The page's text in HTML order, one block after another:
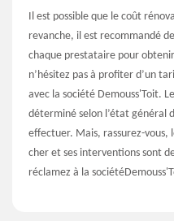
Il est possible que le coût
revanche, il est recommandé
chaque prestataire pour
n’hésitez pas à profiter d’un
avec la société Demouss'Toit.
déterminé selon l’état général
effectuer. Mais, rassurez-vous,
cher et ses interventions sont
réclamez à la